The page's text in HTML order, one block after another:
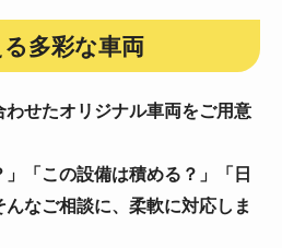
多彩な車両
せたオリジナル車両をご用意
」「この設備は積める？」「日
なご相談に、柔軟に対応しま